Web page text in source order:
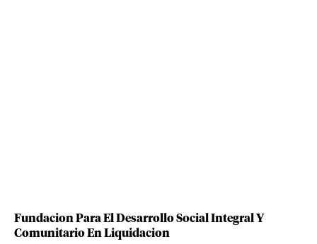
Fundacion Para El Desarrollo Social Integral Y
Comunitario En Liquidacion